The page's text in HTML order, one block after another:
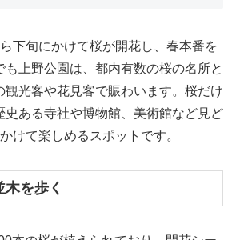
下旬にかけて桜が開花し、春本番を
上野公園は、都内有数の桜の名所と
観光客や花見客で賑わいます。桜だけ
史ある寺社や博物館、美術館など見ど
けて楽しめるスポットです。
を歩く